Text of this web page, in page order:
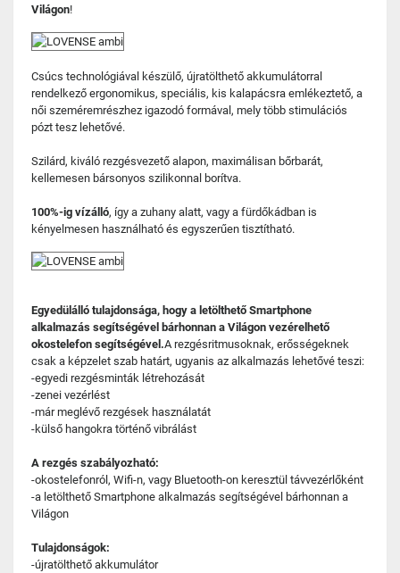
Világon!
Csúcs technológiával készülő, újratölthető akkumulátorral
rendelkező ergonomikus, speciális, kis kalapácsra emlékeztető, a
női szeméremrészhez igazodó formával, mely több stimulációs
pózt tesz lehetővé.
Szilárd, kiváló rezgésvezető alapon, maximálisan bőrbarát,
kellemesen bársonyos szilikonnal borítva.
100%-ig vízálló, így a zuhany alatt, vagy a fürdőkádban is
kényelmesen használható és egyszerűen tisztítható.
Egyedülálló tulajdonsága, hogy a letölthető Smartphone
alkalmazás segítségével bárhonnan a Világon vezérelhető
okostelefon segítségével.A rezgésritmusoknak, erősségeknek
csak a képzelet szab határt, ugyanis az alkalmazás lehetővé teszi:
-egyedi rezgésminták létrehozását
-zenei vezérlést
-már meglévő rezgések használatát
-külső hangokra történő vibrálást
A rezgés szabályozható:
-okostelefonról, Wifi-n, vagy Bluetooth-on keresztül távvezérlőként
-a letölthető Smartphone alkalmazás segítségével bárhonnan a
Világon
Tulajdonságok:
-újratölthető akkumulátor